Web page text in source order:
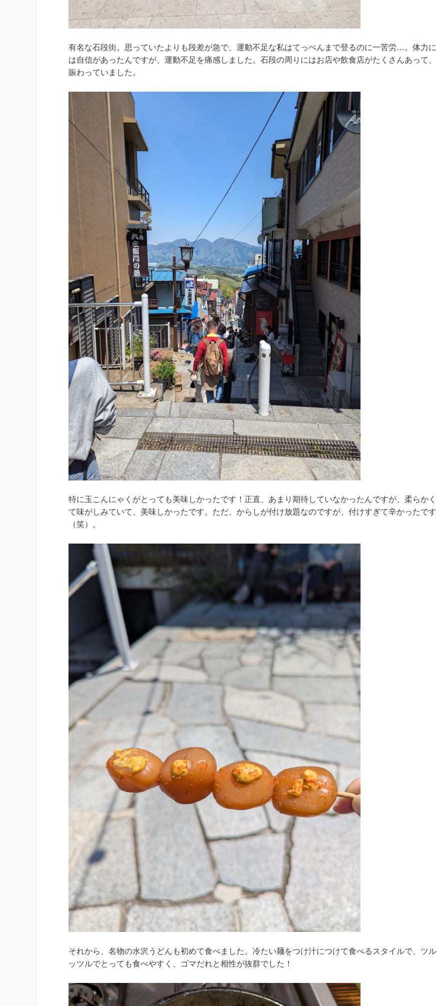
有名な石段街。思っていたよりも段差が急で、運動不足な私はてっぺんまで登るのに一苦労…。体力に
は自信があったんですが、運動不足を痛感しました。石段の周りにはお店や飲食店がたくさんあって、
賑わっていました。
特に玉こんにゃくがとっても美味しかったです！正直、あまり期待していなかったんですが、柔らかく
て味がしみていて、美味しかったです。ただ、からしが付け放題なのですが、付けすぎて辛かったです
（笑）。
それから、名物の水沢うどんも初めて食べました。冷たい麺をつけ汁につけて食べるスタイルで、ツル
ッツルでとっても食べやすく、ゴマだれと相性が抜群でした！